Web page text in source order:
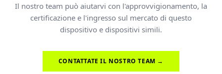
Il nostro team può aiutarvi con l'approvvigionamento, la
certificazione e l'ingresso sul mercato di questo
dispositivo e dispositivi simili.
CONTATTATE IL NOSTRO TEAM →